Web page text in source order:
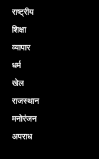
राष्ट्रीय
शिक्षा
व्यापार
धर्म
खेल
राजस्थान
मनोरंजन
अपराध